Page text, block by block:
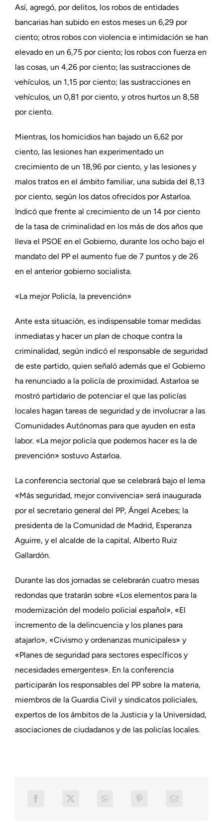
Así, agregó, por delitos, los robos de entidades
bancarias han subido en estos meses un 6,29 por
ciento; otros robos con violencia e intimidación se han
elevado en un 6,75 por ciento; los robos con fuerza en
las cosas, un 4,26 por ciento; las sustracciones de
vehículos, un 1,15 por ciento; las sustracciones en
vehículos, un 0,81 por ciento, y otros hurtos un 8,58
por ciento.
Mientras, los homicidios han bajado un 6,62 por
ciento, las lesiones han experimentado un
crecimiento de un 18,96 por ciento, y las lesiones y
malos tratos en el ámbito familiar, una subida del 8,13
por ciento, según los datos ofrecidos por Astarloa.
Indicó que frente al crecimiento de un 14 por ciento
de la tasa de criminalidad en los más de dos años que
lleva el PSOE en el Gobierno, durante los ocho bajo el
mandato del PP el aumento fue de 7 puntos y de 26
en el anterior gobierno socialista.
«La mejor Policía, la prevención»
Ante esta situación, es indispensable tomar medidas
inmediatas y hacer un plan de choque contra la
criminalidad, según indicó el responsable de seguridad
de este partido, quien señaló además que el Gobierno
ha renunciado a la policía de proximidad. Astarloa se
mostró partidario de potenciar el que las policías
locales hagan tareas de seguridad y de involucrar a las
Comunidades Autónomas para que ayuden en esta
labor. «La mejor policía que podemos hacer es la de
prevención» sostuvo Astarloa.
La conferencia sectorial que se celebrará bajo el lema
«Más seguridad, mejor convivencia» será inaugurada
por el secretario general del PP, Ángel Acebes; la
presidenta de la Comunidad de Madrid, Esperanza
Aguirre, y el alcalde de la capital, Alberto Ruiz
Gallardón.
Durante las dos jornadas se celebrarán cuatro mesas
redondas que tratarán sobre «Los elementos para la
modernización del modelo policial español», «El
incremento de la delincuencia y los planes para
atajarlo», «Civismo y ordenanzas municipales» y
«Planes de seguridad para sectores específicos y
necesidades emergentes». En la conferencia
participarán los responsables del PP sobre la materia,
miembros de la Guardia Civil y sindicatos policiales,
expertos de los ámbitos de la Justicia y la Universidad,
asociaciones de ciudadanos y de las policías locales.